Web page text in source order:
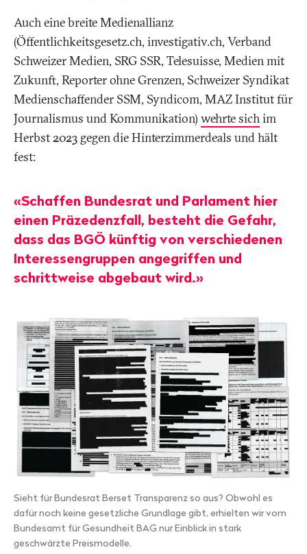
Auch eine breite Medienallianz
(Öffentlichkeitsgesetz.ch, investigativ.ch, Verband
Schweizer Medien, SRG SSR, Telesuisse, Medien mit
Zukunft, Reporter ohne Grenzen, Schweizer Syndikat
Medienschaffender SSM, Syndicom, MAZ Institut für
Journalismus und Kommunikation) wehrte sichim
Herbst 2023 gegen die Hinterzimmerdeals und hält
fest:
«Schaffen Bundesrat und Parlament hier
einen Präzedenzfall, besteht die Gefahr,
dass das BGÖ künftig von verschiedenen
Interessengruppen angegriffen und
schrittweise abgebaut wird.»
Sieht für Bundesrat Berset Transparenz so aus? Obwohl es
dafür noch keine gesetzliche Grundlage gibt, erhielten wir vom
Bundesamt für Gesundheit BAG nur Einblick in stark
geschwärzte Preismodelle.